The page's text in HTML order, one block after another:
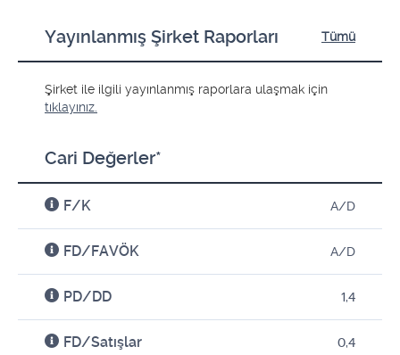
Yayınlanmış Şirket Raporları Tümü
Şirket ile ilgili yayınlanmış raporlara ulaşmak için
tıklayınız.
Cari Değerler*
F/K A/D
FD/FAVÖK A/D
PD/DD 1,4
FD/Satışlar 0,4